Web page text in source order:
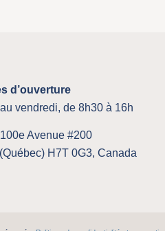
d’ouverture
vendredi, de 8h30 à 16h
Avenue #200
H7T 0G3, Canada